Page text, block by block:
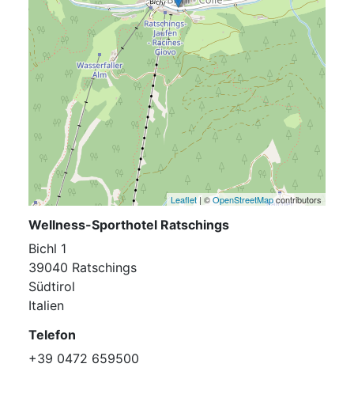
Leaflet | ©OpenStreetMapcontributors
Wellness-Sporthotel Ratschings
Bichl 1
39040 Ratschings
Südtirol
Italien
Telefon
+39 0472 659500